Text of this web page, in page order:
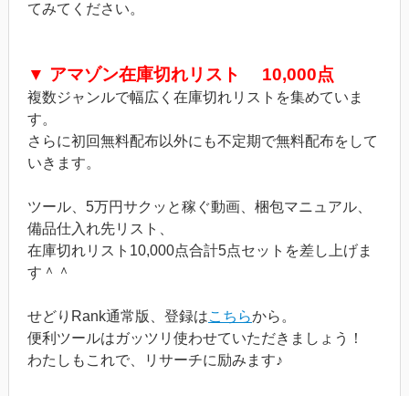
てみてください。
▼ アマゾン在庫切れリスト 10,000点
複数ジャンルで幅広く在庫切れリストを集めていま
す。
さらに初回無料配布以外にも不定期で無料配布をして
いきます。
ツール、5万円サクッと稼ぐ動画、梱包マニュアル、
備品仕入れ先リスト、
在庫切れリスト10,000点合計5点セットを差し上げま
す＾＾
せどりRank通常版、登録はこちらから。
便利ツールはガッツリ使わせていただきましょう！
わたしもこれで、リサーチに励みます♪